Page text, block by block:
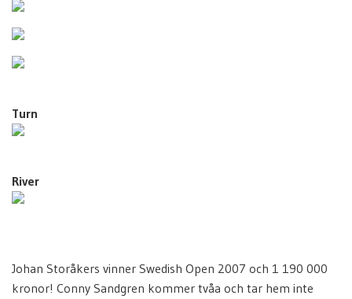
Turn
River
Johan Storåkers vinner Swedish Open 2007 och 1 190 000
kronor! Conny Sandgren kommer tvåa och tar hem inte